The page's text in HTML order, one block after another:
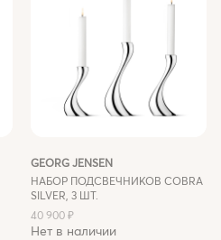
GEORG JENSEN
НАБОР ПОДСВЕЧНИКОВ COBRA
SILVER, 3 ШТ.
40 900 ₽
Нет в наличии